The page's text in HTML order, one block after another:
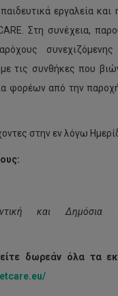
εργαλεία και
Στη συνέχεια,
τις συνθήκες που
φορέων από την
στην εν λόγω
και
δωρεάν όλα τα